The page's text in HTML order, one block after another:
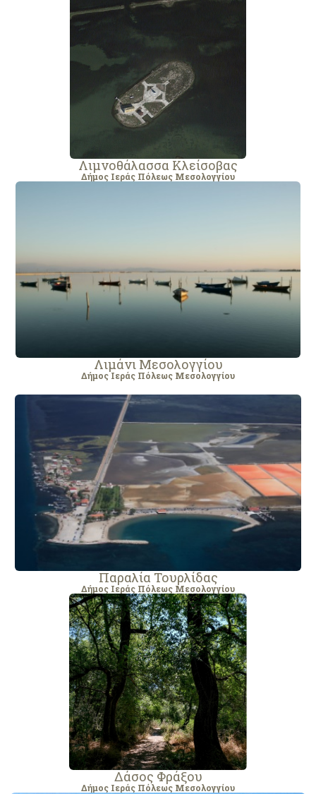
Λιμνοθάλασσα Κλείσοβας
Δήμος Ιεράς Πόλεως Μεσολογγίου
Λιμάνι Μεσολογγίου
Δήμος Ιεράς Πόλεως Μεσολογγίου
Παραλία Τουρλίδας
Δήμος Ιεράς Πόλεως Μεσολογγίου
Δάσος Φράξου
Δήμος Ιεράς Πόλεως Μεσολογγίου